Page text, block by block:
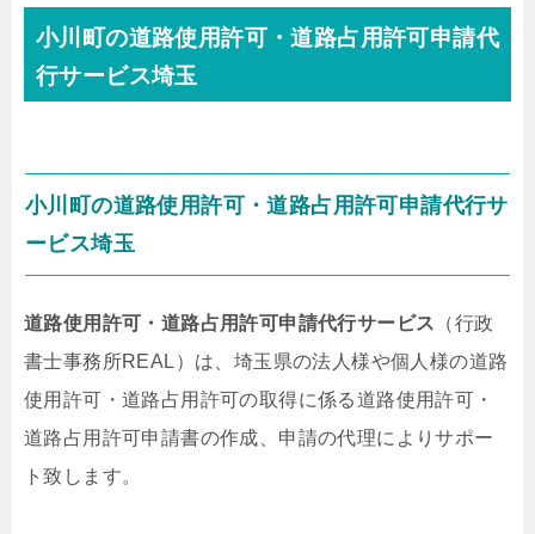
小川町の道路使用許可・道路占用許可申請代
行サービス埼玉
小川町の道路使用許可・道路占用許可申請代行サ
ービス埼玉
道路使用許可・道路占用許可申請代行サービス （行政
書士事務所REAL）は、埼玉県の法人様や個人様の道路
使用許可・道路占用許可の取得に係る道路使用許可・
道路占用許可申請書の作成、申請の代理によりサポー
ト致します。